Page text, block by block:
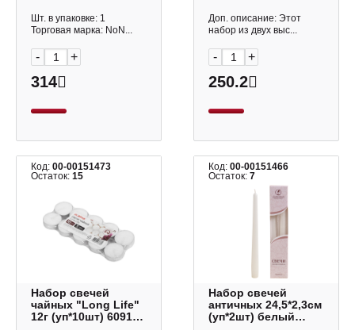
Шт. в упаковке: 1
Торговая марка: NoN...
- +
314
Омский свечной
завод
Доп. описание: Этот
набор из двух выс...
- +
250.2
Код: 00-00151473
Остаток: 15
Набор свечей
чайных "Long Life"
12г (уп*10шт) 609199
Код:00-00151466
Остаток:7
Набор свечей
античных 24,5*2,3см
(уп*2шт) белый